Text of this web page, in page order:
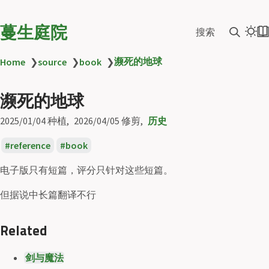
蔓生庭院 搜索
Home ❯source ❯book ❯濒死的地球
濒死的地球
2025/01/04种植 2026/04/05 修剪 历史
reference book
电子版只有短篇，评分只针对这些短篇。
但据说中长篇翻译不行
Related
剑与魔法